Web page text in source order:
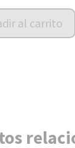
al carrito